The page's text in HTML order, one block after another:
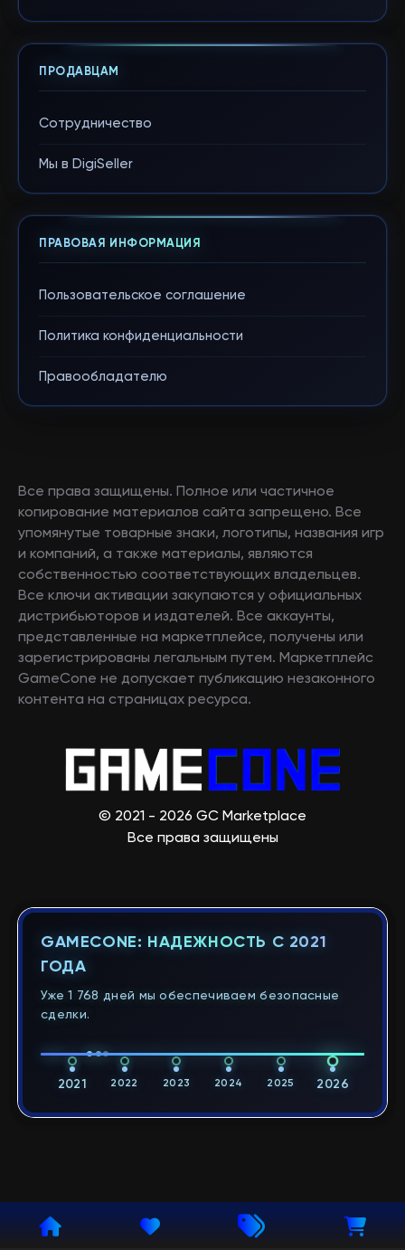
ПРОДАВЦАМ
Сотрудничество
Мы в DigiSeller
ПРАВОВАЯ ИНФОРМАЦИЯ
Пользовательское соглашение
Политика конфиденциальности
Правообладателю
Все права защищены. Полное или частичное
копирование материалов сайта запрещено. Все
упомянутые товарные знаки, логотипы, названия игр
и компаний, а также материалы, являются
собственностью соответствующих владельцев.
Все ключи активации закупаются у официальных
дистрибьюторов и издателей. Все аккаунты,
представленные на маркетплейсе, получены или
зарегистрированы легальным путем. Маркетплейс
GameCone не допускает публикацию незаконного
контента на страницах ресурса.
© 2021 - 2026 GC Marketplace
Все права защищены
GAMECONE: НАДЕЖНОСТЬ С 2021
ГОДА
Уже 1 768 дней мы обеспечиваем безопасные
сделки.
2021 2022 2023 2024 2025 2026